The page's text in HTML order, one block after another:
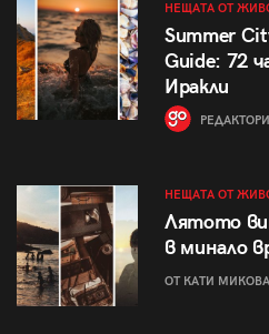
НЕЩАТА ОТ
Summer
Guide: 72
Иракли
НЕЩАТА ОТ
Лятото
в минало
ОТ КАТИ МИКОВА